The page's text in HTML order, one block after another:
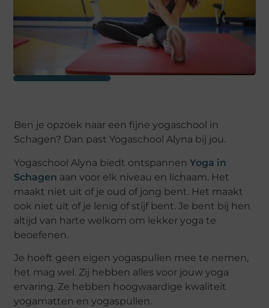
Ben je opzoek naar een fijne yogaschool in
Schagen? Dan past Yogaschool Alyna bij jou.
Yogaschool Alyna biedt ontspannenYoga in
Schagen aan voor elk niveau en lichaam. Het
maakt niet uit of je oud of jong bent. Het maakt
ook niet uit of je lenig of stijf bent. Je bent bij hen
altijd van harte welkom om lekker yoga te
beoefenen.
Je hoeft geen eigen yogaspullen mee te nemen,
het mag wel. Zij hebben alles voor jouw yoga
ervaring. Ze hebben hoogwaardige kwaliteit
yogamatten en yogaspullen.